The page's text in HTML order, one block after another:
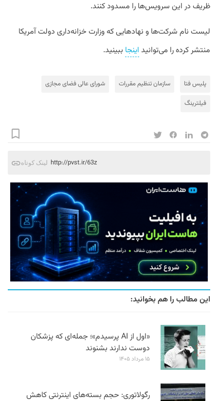
ظریف در این سرویسها را مسدودکنند.
لیست نام شرکت‌ها و نهادهایی که وزارت خزانه‌داری دولت آمریکا
منتشر کرده را می‌توانید اینجا ببینید.
پلیس فتا سازمان تنظیم مقررات
شورای عالی فضای مجازی
فیلترینگ
لینک کوتاه http://pvst.ir/63z
این مطالب را هم بخوانید:
«اول از AI پرسیدم»؛ جمله‌ای که پزشکان
دوست ندارند بشنوند
۱۵ مرداد ۱۴۰۵
رگولاتوری: حجم بسته‌های اینترنتی کاهش